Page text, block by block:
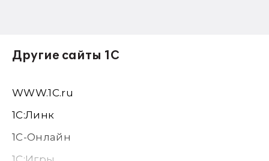
Другие сайты 1С
WWW.1С.ru
1С:Линк
1С-Онлайн